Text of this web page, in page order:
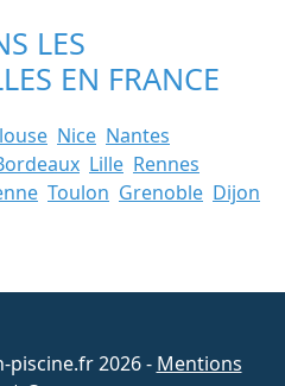
LES
EN FRANCE
Nice Nantes
Lille Rennes
Toulon Grenoble Dijon
2026 - Mentions